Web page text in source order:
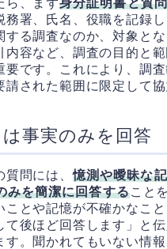
務署、氏名、役職を記録
する調査なのか、対象とな
内容など、調査の目的と
要です。これにより、調
請された範囲に限定して
事実のみを回答
質問には、憶測や曖昧な
みを簡潔に回答すること
ことや記憶が不確かなこ
て後ほど回答します」と
す。聞かれてもいない情